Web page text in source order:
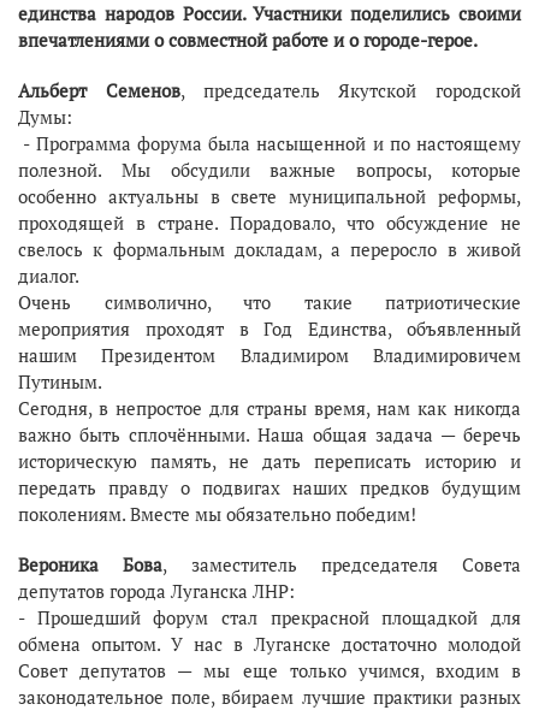
единства народов России. Участники поделились своими
впечатлениями о совместной работе и о городе-герое.
Альберт Семенов, председатель Якутской городской
Думы:
- Программа форума была насыщенной и по настоящему
полезной. Мы обсудили важные вопросы, которые
особенно актуальны в свете муниципальной реформы,
проходящей в стране. Порадовало, что обсуждение не
свелось к формальным докладам, а переросло в живой
диалог.
Очень символично, что такие патриотические
мероприятия проходят в Год Единства, объявленный
нашим Президентом Владимиром Владимировичем
Путиным.
Сегодня, в непростое для страны время, нам как никогда
важно быть сплочёнными. Наша общая задача — беречь
историческую память, не дать переписать историю и
передать правду о подвигах наших предков будущим
поколениям. Вместе мы обязательно победим!
Вероника Бова, заместитель председателя Совета
депутатов города Луганска ЛНР:
- Прошедший форум стал прекрасной площадкой для
обмена опытом. У нас в Луганске достаточно молодой
Совет депутатов — мы еще только учимся, входим в
законодательное поле, вбираем лучшие практики разных